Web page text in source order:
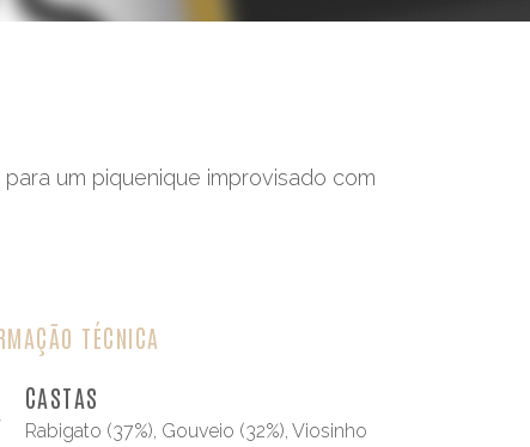
um piquenique improvisado com
TÉCNICA
CASTAS
Rabigato (37%), Gouveio (32%), Viosinho